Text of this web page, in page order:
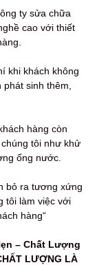
ty sửa chữa
cao với thiết
khi khách không
sinh thêm,
hàng còn
tôi như khử
ống nước.
bỏ ra tương xứng
tôi làm việc với
hàng“
– Chất Lượng
LƯỢNG LÀ